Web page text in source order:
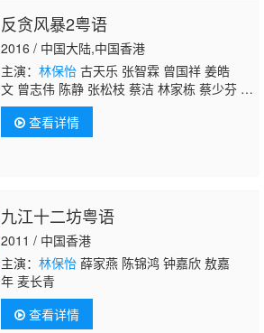
反贪风暴2粤语
2016 / 中国大陆,中国香港
主演： 林保怡古天乐 张智霖 曾国祥 姜皓
文 曾志伟 陈静 张松枝 蔡洁 林家栋 蔡少芬 夏
嫣 石修 陈宇琛 李宗彥 卢海鹏 陆骏光 李忠
希 尹子维 欧锦棠 郑敬基 黃雋謙 张同祖 周渝
民 徐靖雯 郭锋 姚学智 宋海颉
查看详情
九江十二坊粤语
2011 / 中国香港
主演： 林保怡薛家燕 陈锦鸿 钟嘉欣 敖嘉
年 麦长青
查看详情